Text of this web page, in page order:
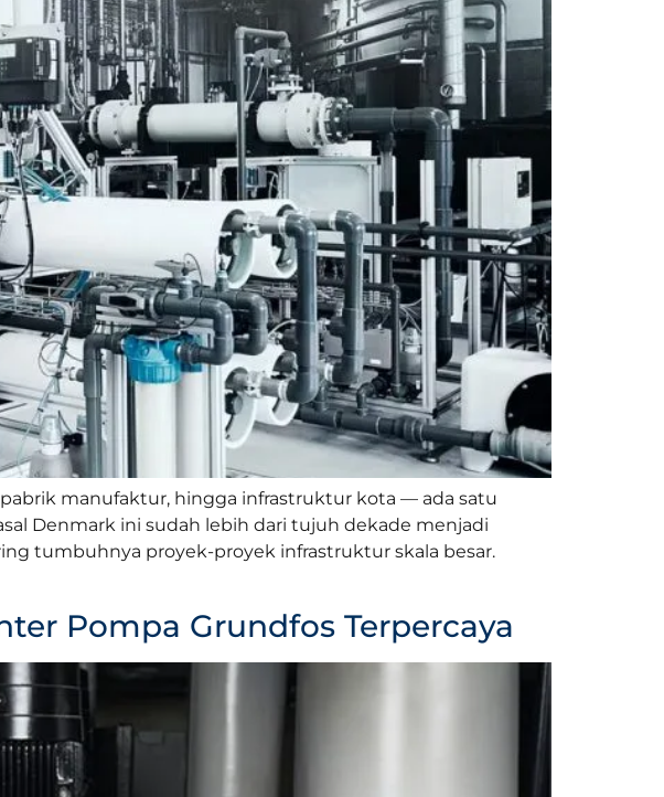
manufaktur, hingga infrastruktur kota — ada satu
Denmark ini sudah lebih dari tujuh dekade menjadi
tumbuhnya proyek-proyek infrastruktur skala besar.
Pompa Grundfos Terpercaya